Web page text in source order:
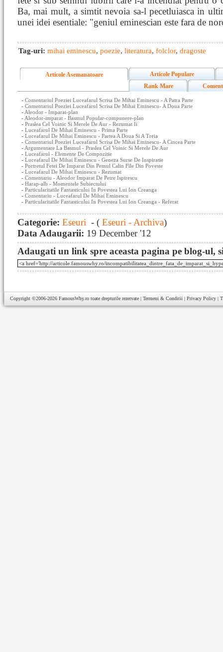
Ba, mai mult, a simtit nevoia sa-l pecetluiasca in
unei idei esentiale: "geniul eminescian este fara de
Tag-uri: mihai eminescu, poezie, literatura, folclor, dragoste
Articole Asemanatoare
Articole Populare
Rank Mare
- Comentariul Poeziei Luceafarul Scrisa De Mihai Eminescu - A Patra Parte
- Comentariul Poeziei Luceafarul Scrisa De Mihai Eminescu- A Doua Parte
- Aleodor - Imparat-plan
- Aleodor-imparat - Basmul Popular-compunere-plan
- Praslea Cel Voinic Si Merele De Aur - Rezumat Ii
- Luceafarul De Mihai Eminescu - Prima Parte
- Luceafarul De Mihai Eminescu - Partea A Doua Si A Treia
- Comentariul Poeziei Luceafarul Scrisa De Mihai Eminescu- A Cincea Parte
- Argumentare La Basmul - Praslea Cel Voinic Si Merele De Aur
- Luceafarul - Elemente De Compozitie
- Luceafarul De Mihai Eminescu - Geneza Surse De Inspiratie
- Portretul Fetei De Imparat Din Pemul Calin File Din Poveste
- Luceafarul De Mihai Eminescu - Rezumat
- Comentariu - Aleodor Imparat De Petre Ispirescu
- Harap-alb - Momentele Subiectului
- Particularitatile Fantasticului In Povestea Lui Ion Creanga
- Comentariu - Luceafarul De Mihai Eminescu
- Particularitatile Fantasticului In Povestea Lui Ion Creanga - Referat
Categorie: Eseuri - ( Eseuri - Archiva)
Data Adaugarii: 19 December '12
Adaugati un link spre aceasta pagina pe blog-ul,
Copyright ©2006-2026 FamousWhy.ro toate drepturile rezervate | Termeni & Conditii | Privacy Policy |